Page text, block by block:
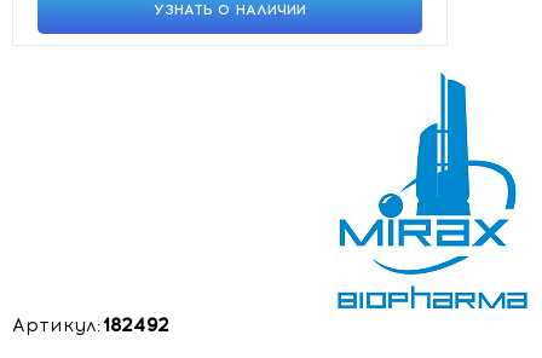
УЗНАТЬ О НАЛИЧИИ
Артикул:182492